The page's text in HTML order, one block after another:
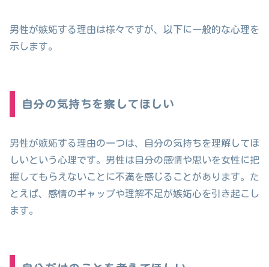
男性が嫉妬する理由は様々ですが、以下に一般的な心理を
示します。
自分の気持ちを察してほしい
男性が嫉妬する理由の一つは、自分の気持ちを理解してほ
しいという心理です。男性は自分の感情や思いを女性に把
握してもらえないことに不満を感じることがあります。た
とえば、感情のギャップや理解不足が嫉妬心を引き起こし
ます。